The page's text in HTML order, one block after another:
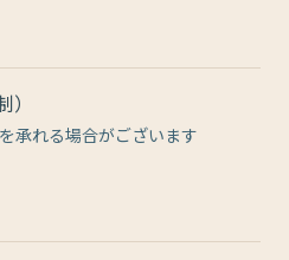
承れる場合がございます